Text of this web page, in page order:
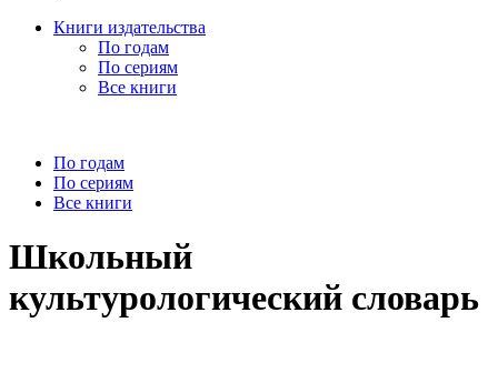
Книги издательства
По годам
По сериям
Все книги
По годам
По сериям
Все книги
Школьный
культурологический словарь